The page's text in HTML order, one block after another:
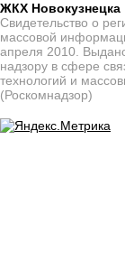
ЖКХ Новокузнецка
Свидетельство о
массовой
апреля 2010.
надзору в сфере
технологий и
(Роскомнадзор)